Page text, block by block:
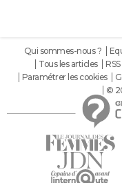
Qui sommes-nous ?
Tous les articles
RSS
Paramétrer les cookies
©